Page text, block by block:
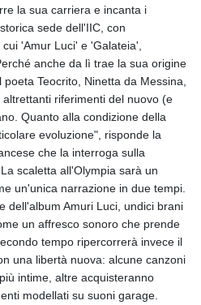
la sua carriera e incanta i
sede dell'IIC, con
'Amur Luci' e 'Galateia',
anche da lì trae la sua origine
Teocrito, Ninetta da Messina,
riferimenti del nuovo (e
Quanto alla condizione della
evoluzione", risponde la
che la interroga sulla
scaletta all'Olympia sarà un
un'unica narrazione in due tempi.
dell'album Amuri Luci, undici brani
un affresco sonoro che prende
tempo ripercorrerà invece il
una libertà nuova: alcune canzoni
intime, altre acquisteranno
modellati su suoni garage.